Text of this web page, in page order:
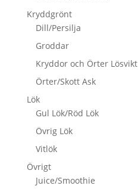
Kryddgrönt
Dill/Persilja
Groddar
Kryddor och Örter Lösvikt
Örter/Skott Ask
Lök
Gul Lök/Röd Lök
Övrig Lök
Vitlök
Övrigt
Juice/Smoothie